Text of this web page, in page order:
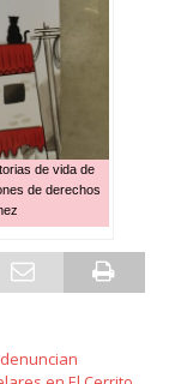
de vida de
de derechos